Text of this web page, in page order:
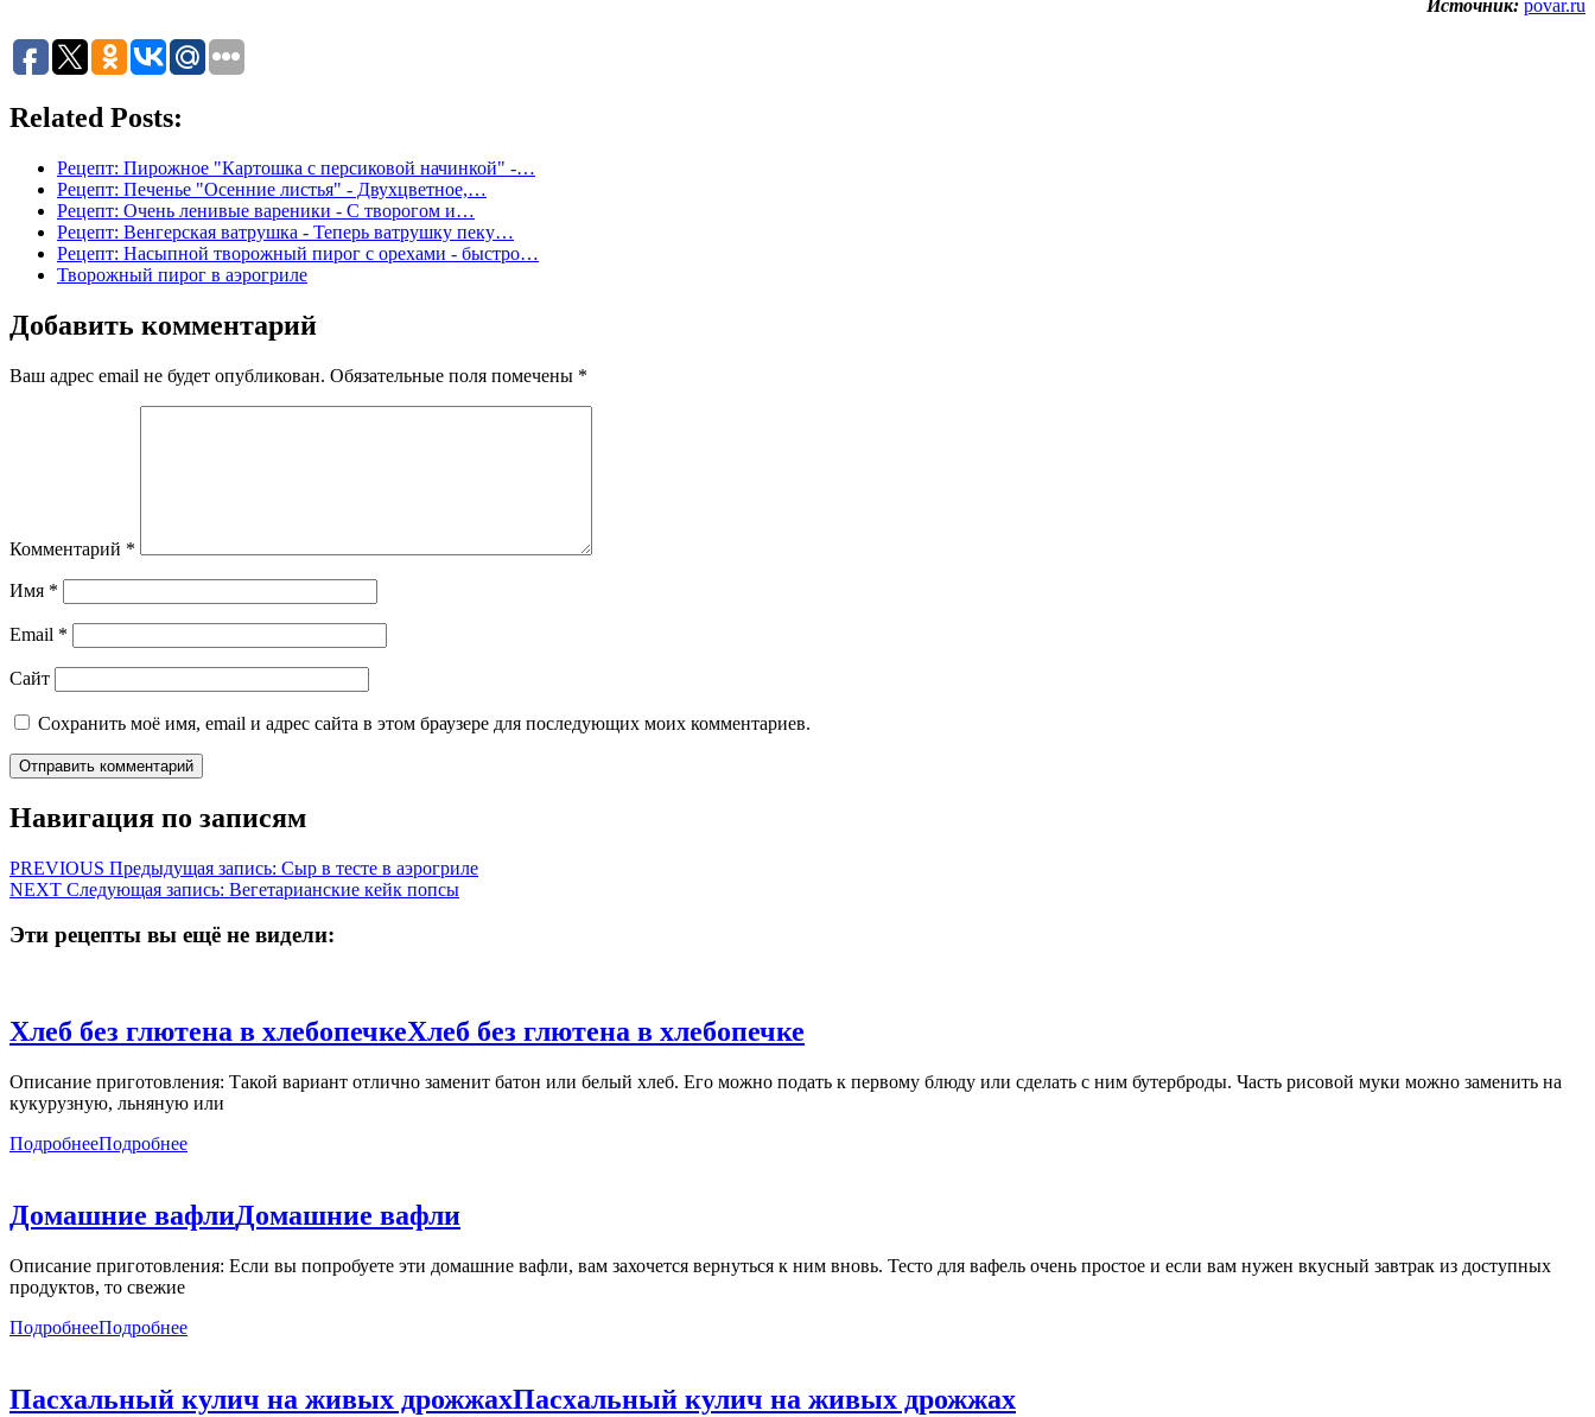
Источник: povar.ru
Related Posts:
Рецепт: Пирожное "Картошка с персиковой начинкой" -…
Рецепт: Печенье "Осенние листья" - Двухцветное,…
Рецепт: Очень ленивые вареники - С творогом и…
Рецепт: Венгерская ватрушка - Теперь ватрушку пеку…
Рецепт: Насыпной творожный пирог с орехами - быстро…
Творожный пирог в аэрогриле
Добавить комментарий
Ваш адрес email не будет опубликован. Обязательные поля помечены *
Комментарий *
Имя *
Email *
Сайт
Сохранить моё имя, email и адрес сайта в этом браузере для последующих моих комментариев.
Навигация по записям
PREVIOUS Предыдущая запись: Сыр в тесте в аэрогриле
NEXT Следующая запись: Вегетарианские кейк попсы
Эти рецепты вы ещё не видели:
Хлеб без глютена в хлебопечкеХлеб без глютена в хлебопечке
Описание приготовления: Такой вариант отлично заменит батон или белый хлеб. Его можно подать к первому блюду или сделать с ним бутерброды. Часть рисовой муки можно заменить на
кукурузную, льняную или
ПодробнееПодробнее
Домашние вафлиДомашние вафли
Описание приготовления: Если вы попробуете эти домашние вафли, вам захочется вернуться к ним вновь. Тесто для вафель очень простое и если вам нужен вкусный завтрак из доступных
продуктов, то свежие
ПодробнееПодробнее
Пасхальный кулич на живых дрожжахПасхальный кулич на живых дрожжах